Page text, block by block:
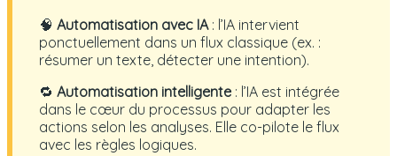
🧠 Automatisation avec IA: l’IA intervient
ponctuellement dans un flux classique (ex. :
résumer un texte, détecter une intention).
🔁 Automatisation intelligente: l’IA est intégrée
dans le cœur du processus pour adapter les
actions selon les analyses. Elle co-pilote le flux
avec les règles logiques.